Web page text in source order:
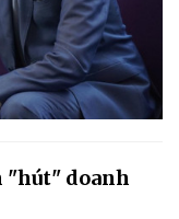
"hút" doanh